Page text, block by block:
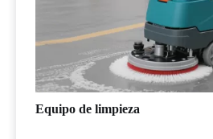
Equipo de limpieza